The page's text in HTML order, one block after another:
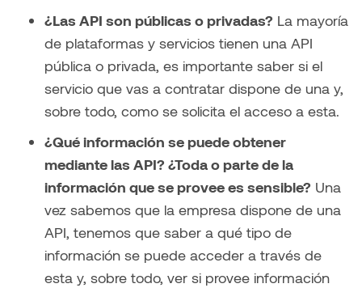
¿Las API son públicas o privadas? La mayoría
de plataformas y servicios tienen una API
pública o privada, es importante saber si el
servicio que vas a contratar dispone de una y,
sobre todo, como se solicita el acceso a esta.
¿Qué información se puede obtener
mediante las API? ¿Toda o parte de la
información que se provee es sensible? Una
vez sabemos que la empresa dispone de una
API, tenemos que saber a qué tipo de
información se puede acceder a través de
esta y, sobre todo, ver si provee información